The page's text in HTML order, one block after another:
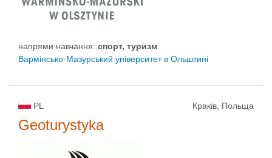
напрями навчання: спорт, туризм
Вармінсько-Мазурський університет в Ольштині
PL Краків, Польща
Geoturystyka